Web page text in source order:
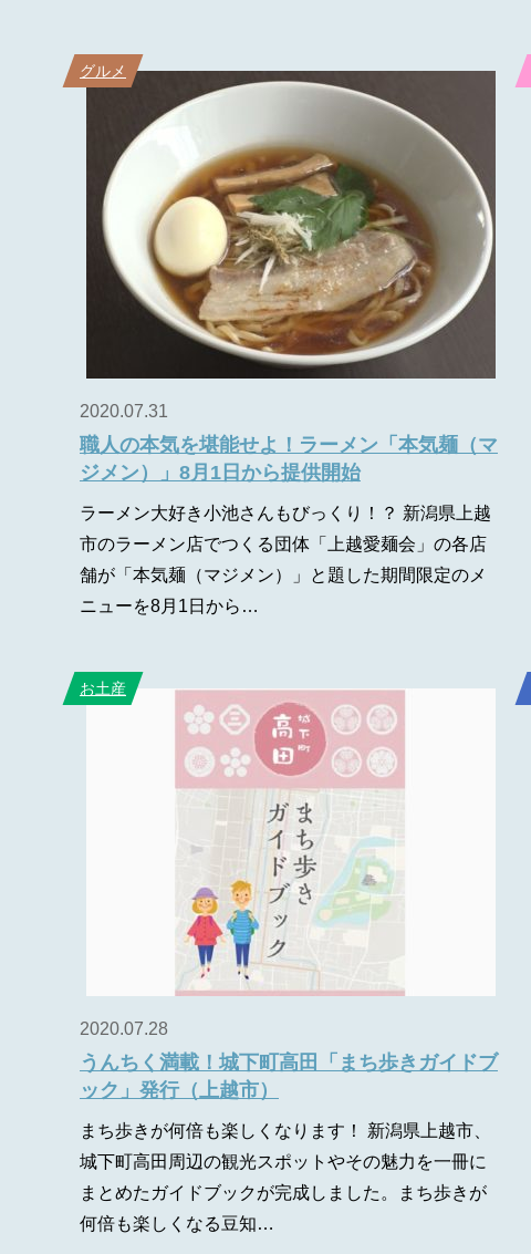
グルメ
2020.07.31
職人の本気を堪能せよ！ラーメン「本気麺（マ
ジメン）」8月1日から提供開始
ラーメン大好き小池さんもびっくり！？ 新潟県上越
市のラーメン店でつくる団体「上越愛麺会」の各店
舗が「本気麺（マジメン）」と題した期間限定のメ
ニューを8月1日から…
お土産
2020.07.28
うんちく満載！城下町高田「まち歩きガイドブ
ック」発行（上越市）
まち歩きが何倍も楽しくなります！ 新潟県上越市、
城下町高田周辺の観光スポットやその魅力を一冊に
まとめたガイドブックが完成しました。まち歩きが
何倍も楽しくなる豆知…